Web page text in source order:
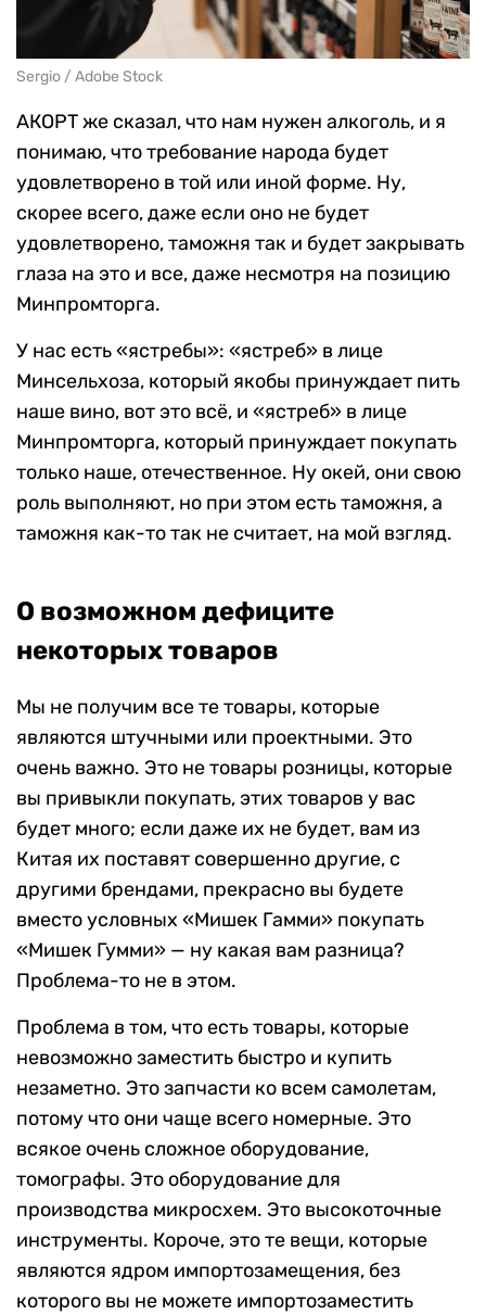
Sergio / Adobe Stock
АКОРТ же сказал, что нам нужен алкоголь, и я
понимаю, что требование народа будет
удовлетворено в той или иной форме. Ну,
скорее всего, даже если оно не будет
удовлетворено, таможня так и будет закрывать
глаза на это и все, даже несмотря на позицию
Минпромторга.
У нас есть «ястребы»: «ястреб» в лице
Минсельхоза, который якобы принуждает пить
наше вино, вот это всё, и «ястреб» в лице
Минпромторга, который принуждает покупать
только наше, отечественное. Ну окей, они свою
роль выполняют, но при этом есть таможня, а
таможня как-то так не считает, на мой взгляд.
О возможном дефиците
некоторых товаров
Мы не получим все те товары, которые
являются штучными или проектными. Это
очень важно. Это не товары розницы, которые
вы привыкли покупать, этих товаров у вас
будет много; если даже их не будет, вам из
Китая их поставят совершенно другие, с
другими брендами, прекрасно вы будете
вместо условных «Мишек Гамми» покупать
«Мишек Гумми» — ну какая вам разница?
Проблема-то не в этом.
Проблема в том, что есть товары, которые
невозможно заместить быстро и купить
незаметно. Это запчасти ко всем самолетам,
потому что они чаще всего номерные. Это
всякое очень сложное оборудование,
томографы. Это оборудование для
производства микросхем. Это высокоточные
инструменты. Короче, это те вещи, которые
являются ядром импортозамещения, без
которого вы не можете импортозаместить